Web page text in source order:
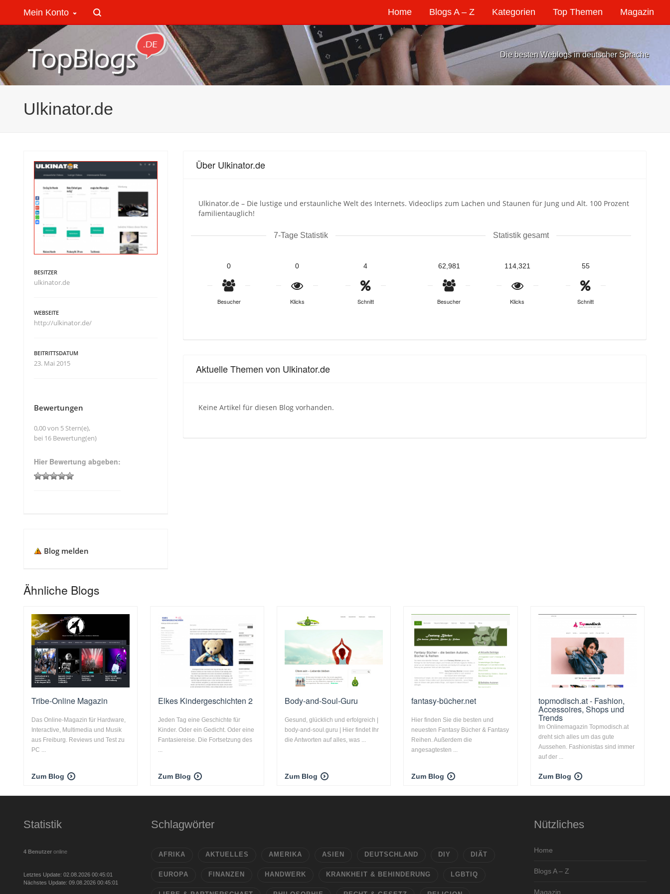
Home Blogs A – Z Kategorien Top Themen Magazin
Mein Konto
Die besten Weblogs in deutscher Sprache
Ulkinator.de
Über Ulkinator.de
Ulkinator.de – Die lustige und erstaunliche Welt des Internets. Videoclips zum Lachen und Staunen für Jung und Alt. 100 Prozent
familientauglich!
7-Tage Statistik
0
Besucher
0
Klicks
4
Schnitt
Statistik gesamt
62,981
Besucher
114,321
Klicks
55
Schnitt
Aktuelle Themen von Ulkinator.de
Keine Artikel für diesen Blog vorhanden.
BESITZER
ulkinator.de
WEBSEITE
http://ulkinator.de/
BEITRITTSDATUM
23. Mai 2015
Bewertungen
0,00 von 5 Stern(e),
bei 16 Bewertung(en)
Hier Bewertung abgeben:
Blog melden
Ähnliche Blogs
Tribe-Online Magazin
Das Online-Magazin für Hardware,
Interactive, Multimedia und Musik
aus Freiburg. Reviews und Test zu
PC ...
Zum Blog
Elkes Kindergeschichten 2
Jeden Tag eine Geschichte für
Kinder. Oder ein Gedicht. Oder eine
Fantasiereise. Die Fortsetzung des
...
Zum Blog
Body-and-Soul-Guru
Gesund, glücklich und erfolgreich |
body-and-soul.guru | Hier findet Ihr
die Antworten auf alles, was ...
Zum Blog
fantasy-bücher.net
Hier finden Sie die besten und
neuesten Fantasy Bücher & Fantasy
Reihen. Außerdem die
angesagtesten ...
Zum Blog
topmodisch.at - Fashion,
Accessoires, Shops und
Trends
Im Onlinemagazin Topmodisch.at
dreht sich alles um das gute
Aussehen. Fashionistas sind immer
auf der ...
Zum Blog
Statistik
4 Benutzer online
Letztes Update: 02.08.2026 00:45:01
Nächstes Update: 09.08.2026 00:45:01
Schlagwörter
AFRIKA AKTUELLES AMERIKA ASIEN DEUTSCHLAND DIY DIÄT
EUROPA FINANZEN HANDWERK KRANKHEIT & BEHINDERUNG LGBTIQ
Nützliches
Home
Blogs A – Z
Magazin